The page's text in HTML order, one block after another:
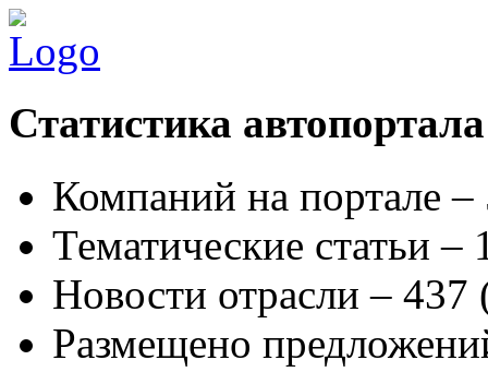
Статистика автопортала
Компаний на портале
Тематические статьи –
Новости отрасли – 437
Размещено